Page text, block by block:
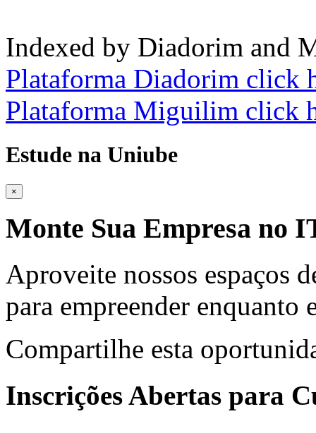
Indexed by Diadorim and
Plataforma Diadorim click
Plataforma Miguilim click
Estude na Uniube
×
Monte Sua Empresa no
Aproveite nossos espaços
para empreender enquanto
Compartilhe esta
Inscrições Abertas para